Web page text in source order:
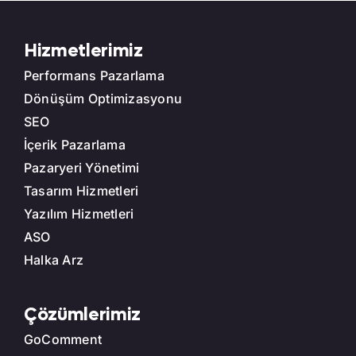
rahatça gezinmesini, aradığı bilgiye
hızla ulaşmasını ve siteyle doğal bir
etkileşim kurmasını sağlayan yapı
oluşturulmalıdır.
Görsel Tasarım ve Estetik Denge
Renk paleti, görsel hiyerarşi, boşluk
kullanımı ve tipografi gibi unsurlar
hem markanın kimliğini yansıtmalı
hem de gözü yormadan dikkat
Responsive (Mobil Uyumlu)
Hizmetlerimiz
Performans Pazarlama
Dönüşüm Optimizasyonu
SEO
İçerik Pazarlama
Pazaryeri Yönetimi
Tasarım Hizmetleri
Yazılım Hizmetleri
ASO
Halka Arz
Çözümlerimiz
GoComment